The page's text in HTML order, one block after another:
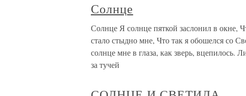
Солнце
Солнце Я солнце пяткой заслонил в окне,
стало стыдно мне, Что так я обошелся со
солнце мне в глаза, как зверь, вцепилось.
за тучей